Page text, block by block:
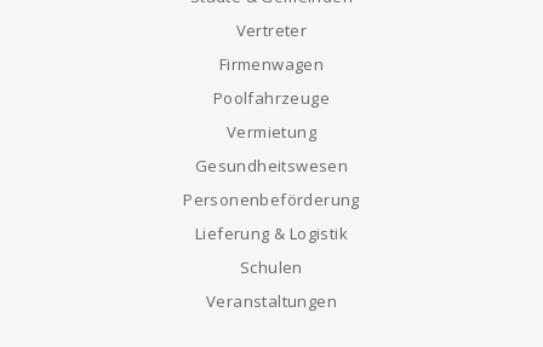
Vertreter
Firmenwagen
Poolfahrzeuge
Vermietung
Gesundheitswesen
Personenbeförderung
Lieferung & Logistik
Schulen
Veranstaltungen